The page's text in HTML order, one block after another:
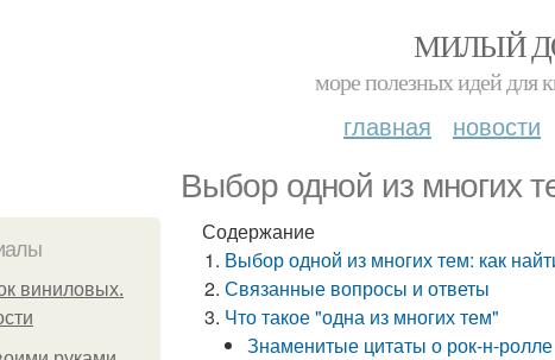
МИЛЫЙ
море полезных идей для
главная новости
Выбор одной из многих
виниловых.
Содержание
Выбор одной из многих тем: как
Связанные вопросы и ответы
Что такое "одна из многих тем"
Знаменитые цитаты о рок-н-ролле